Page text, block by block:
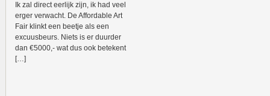
Ik zal direct eerlijk zijn, ik had veel
erger verwacht. De Affordable Art
Fair klinkt een beetje als een
excuusbeurs. Niets is er duurder
dan €5000,- wat dus ook betekent
[…]